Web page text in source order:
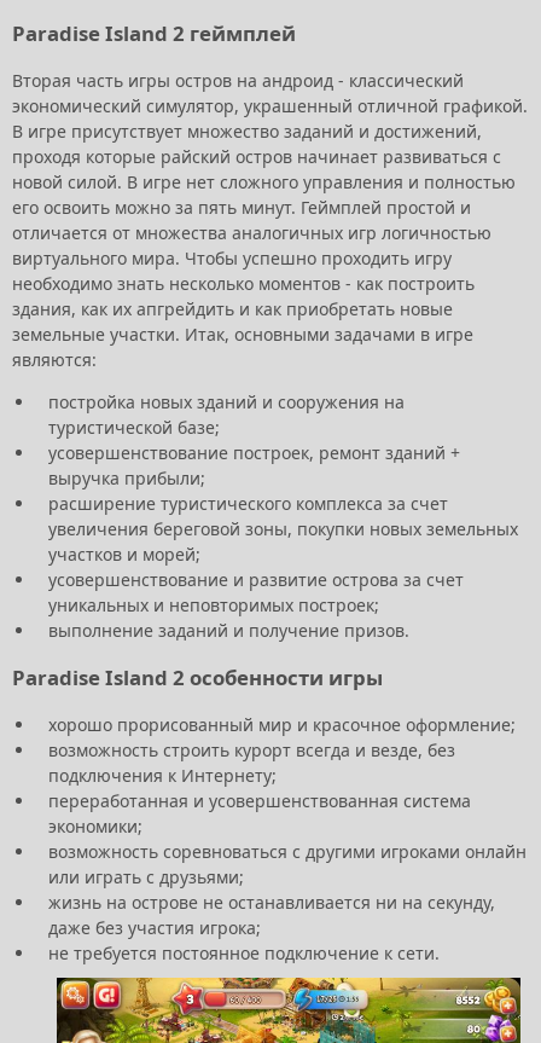
Paradise Island 2 геймплей
Вторая часть игры остров на андроид - классический
экономический симулятор, украшенный отличной графикой.
В игре присутствует множество заданий и достижений,
проходя которые райский остров начинает развиваться с
новой силой. В игре нет сложного управления и полностью
его освоить можно за пять минут. Геймплей простой и
отличается от множества аналогичных игр логичностью
виртуального мира. Чтобы успешно проходить игру
необходимо знать несколько моментов - как построить
здания, как их апгрейдить и как приобретать новые
земельные участки. Итак, основными задачами в игре
являются:
постройка новых зданий и сооружения на
туристической базе;
усовершенствование построек, ремонт зданий +
выручка прибыли;
расширение туристического комплекса за счет
увеличения береговой зоны, покупки новых земельных
участков и морей;
усовершенствование и развитие острова за счет
уникальных и неповторимых построек;
выполнение заданий и получение призов.
Paradise Island 2 особенности игры
хорошо прорисованный мир и красочное оформление;
возможность строить курорт всегда и везде, без
подключения к Интернету;
переработанная и усовершенствованная система
экономики;
возможность соревноваться с другими игроками онлайн
или играть с друзьями;
жизнь на острове не останавливается ни на секунду,
даже без участия игрока;
не требуется постоянное подключение к сети.